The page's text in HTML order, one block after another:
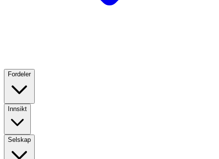
Fordeler
Innsikt
Selskap